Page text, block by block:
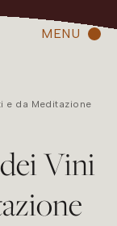
MENU
e da Meditazione
Vini